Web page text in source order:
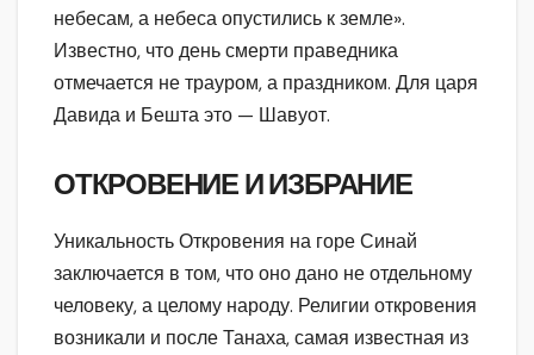
небесам, а небеса опустились к земле».
Известно, что день смерти праведника
отмечается не трауром, а праздником. Для царя
Давида и Бешта это — Шавуот.
ОТКРОВЕНИЕ И ИЗБРАНИЕ
Уникальность Откровения на горе Синай
заключается в том, что оно дано не отдельному
человеку, а целому народу. Религии откровения
возникали и после Танаха, самая известная из